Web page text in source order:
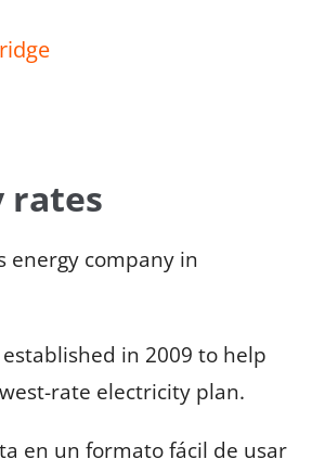
rates
energy company in
in 2009 to help
rate electricity plan.
en un formato fácil de usar